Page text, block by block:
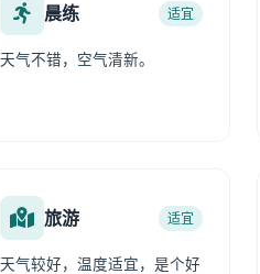
晨练 适宜
天气不错，空气清新。
旅游 适宜
天气较好，温度适宜，是个好